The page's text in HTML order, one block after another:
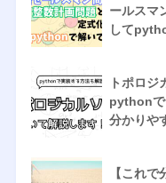
ールスマ
して
トポロジ
pythonで
分かりや
【これ